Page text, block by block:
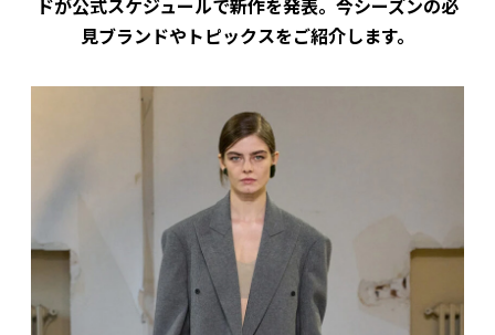
ドが公式スケジュールで新作を発表。今シーズンの必
見ブランドやトピックスをご紹介します。